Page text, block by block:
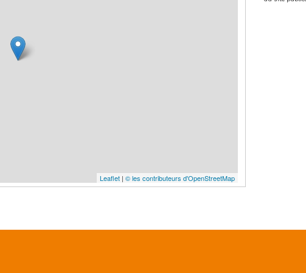
Leaflet | © les contributeurs d'OpenStreetMap